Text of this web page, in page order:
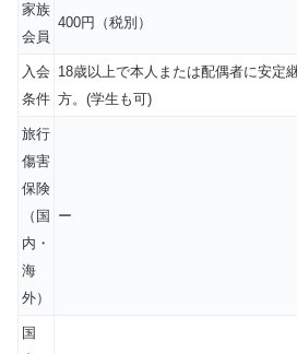
家族
会員
400円（税別）
入会
条件
18歳以上で本人または配偶者に安定
方。(学生も可)
旅行
傷害
保険
（国
内・
海
外）
ー
国